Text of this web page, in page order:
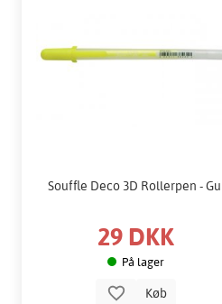
Souffle Deco 3D Rollerpen -
29 DKK
På lager
Køb